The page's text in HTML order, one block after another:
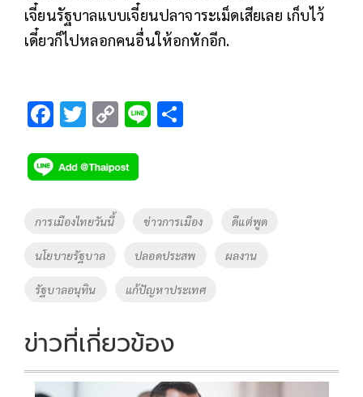
เจี๋ยนรัฐบาลแบบเจี๋ยนปลาจาระเม็ดเสียเลย เก็บไว้
เดี๋ยวก็ไปหลอกคนอื่นให้อกหักอีก.
F
e
b
o
k
T
tt
er
C
p
y
Li
Tags
การเมืองไทยวันนี้ ข่าวการเมือง ดีแต่พูด
นโยบายรัฐบาล ปลอดประสพ ผลงาน
รัฐบาลอนุทิน แก้ปัญหาประเทศ
ข่าวที่เกี่ยวข้อง